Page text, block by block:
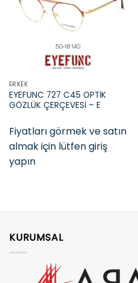
Add to
wishlist
ERKEK
EYEFUNC 727 C45 OPTİK
GÖZLÜK ÇERÇEVESİ – E
Fiyatları görmek ve satın
almak için lütfen giriş
yapın
KURUMSAL